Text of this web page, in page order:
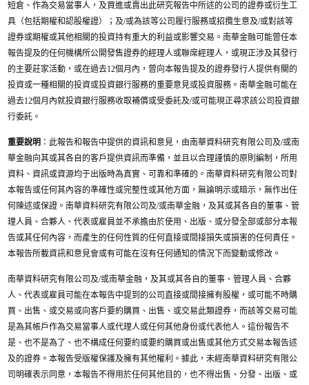
短倉、作為交易當事人，及買進或賣出此研究報告中所述的公司的證券或衍生工
具（包括期權和認股權證）；及/或為該等公司履行服務或招攬生意及/或對該等
證券或期權或其他相關的投資持有重大的利益或影響交易。南華金融可能曾任本
報告提及的任何機構所公開發售證券的經理人或聯席經理人，或現正涉及其發行
的主要莊家活動，或在過去12個月內，曾向本報告提及的證券發行人提供有關的
投資或一種相關的投資或投資銀行服務的重要意見或投資服務。南華金融可能在
過去12個月內就投資銀行服務收取補償或受委託及/或可能現正尋求該公司投資銀
行委託。
重要說明 ：此報告和報告中提供的資訊和意見，由南華資料研究有限公司及/或南
華金融向其或其各自的客戶提供資訊而準備，並且以合理謹慎的原則編制，所用
資料、資訊或資源均于出版時為真實、可靠和準確的。南華資料研究有限公司對
本報告或任何其內容的準確性或完整性或其他方面，無論明示或暗示，無作出任
何陳述或保證。南華資料研究有限公司及/或南華金融，及其或其各自的董事、管
理人員、合夥人、代表或雇員並不承擔由於使用、出版、或分發全部或部分本報
告或其任何內容，而產生的任何性質的任何直接或間接損失或損害的任何責任。
本報告所載資訊和意見會或有可能在沒有任何通知的情況下而變動或修改。
南華資料研究有限公司及/或南華金融，及其或其各自的董事、管理人員、合夥
人、代表或雇員可能在本報告中提到的公司直接或間接擁有股權，或可能不時購
買、出售、或交易或向客戶要約購買、出售、或交易此類證券，而該等交易可能
是為其帳戶作為交易當事人或代理人或任何其他身份或代表他人。這份報告不
是、也不是為了、也不構成任何要約或要約購買或出售或其他方式交易本報告述
及的證券。本報告受版權保護及擁有其他權利。據此，未經南華資料研究有限公
司明確表示同意，本報告不得用於任何其他目的，也不得出售、分發、出版、或